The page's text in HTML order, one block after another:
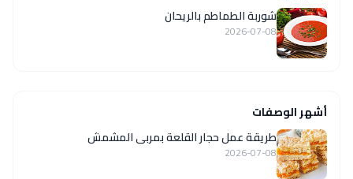
شوربة الطماطم بالريحان
2026-07-08
أشهر الوصفات
طريقة عمل حجار القلعة بمربى المشمش
2026-07-08